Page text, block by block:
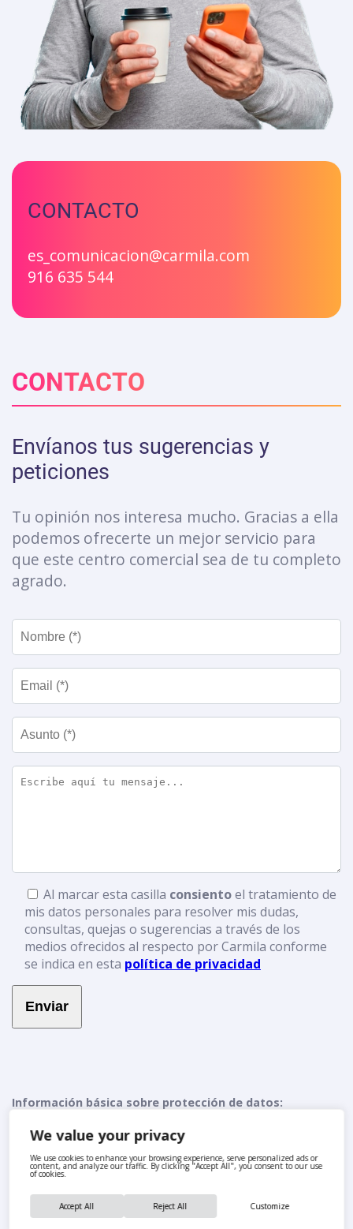
We value your privacy
We use cookies to enhance your browsing experience, serve personalized ads or
content, and analyze our traffic. By clicking "Accept All", you consent to our use
of cookies.
Customize
Reject All
Accept All
CONTACTO
es_comunicacion@carmila.com
916 635 544
CONTACTO
Envíanos tus sugerencias y
peticiones
Tu opinión nos interesa mucho. Gracias a ella
podemos ofrecerte un mejor servicio para
que este centro comercial sea de tu completo
agrado.
Al marcar esta casilla consientoel tratamiento de
mis datos personales para resolver mis dudas,
consultas, quejas o sugerencias a través de los
medios ofrecidos al respecto por Carmila conforme
se indica en esta política de privacidad
Información básica sobre protección de datos:
Responsable:
Responsable Carmila España, S.L.U.,
(«Carmila») con dirección en Avda. de la Transición
Española, 34 Edificio B – Planta 4ª (Parque Empresarial
Omega) – 28108 Alcobendas (Madrid) y C.I.F. B-
Categoría de datos:Datos de contacto y de carácter
identificativo y otros datos que Usted nos proporcione.